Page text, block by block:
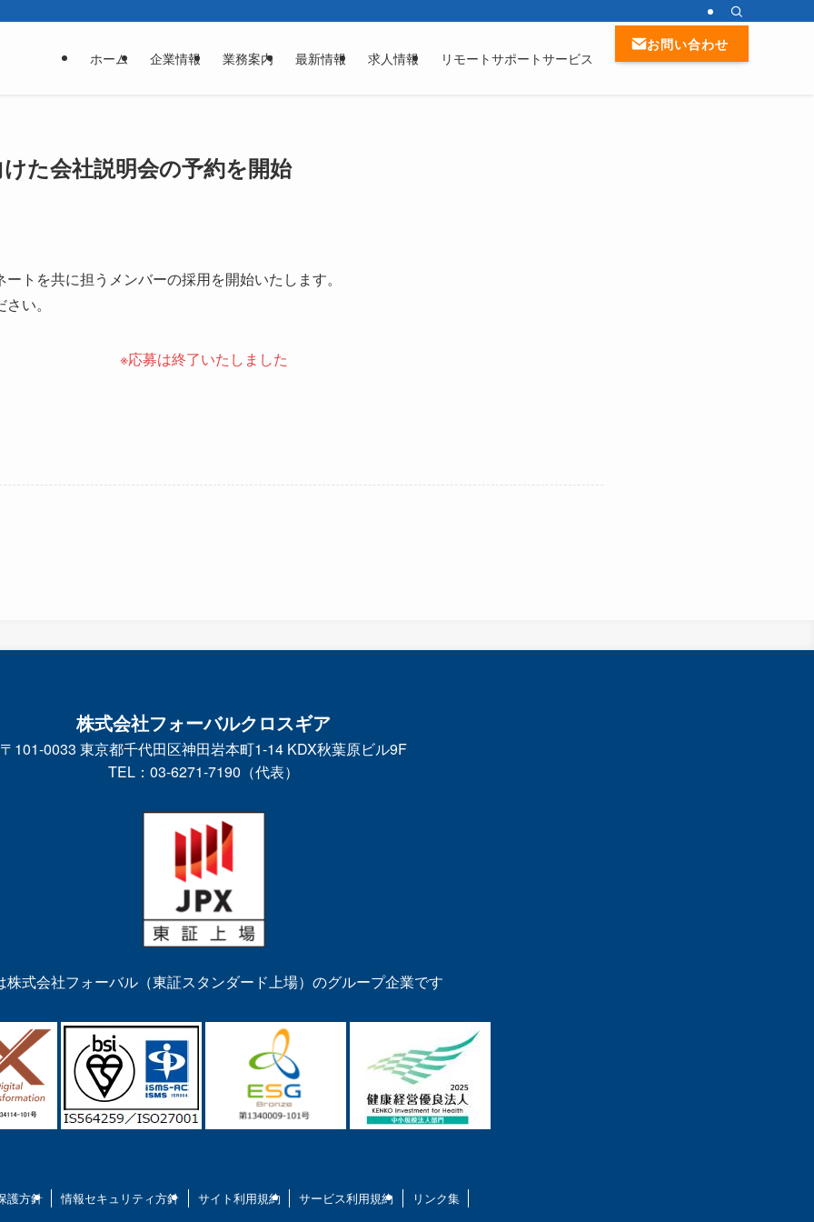
ホーム 企業情報 業務案内 最新情報 求人情報 リモートサポートサービス
お問い合わせ
た会社説明会の予約を開始
トを共に担うメンバーの採用を開始いたします。
い。
※応募は終了いたしました
株式会社フォーバルクロスギア
〒101-0033 東京都千代田区神田岩本町1-14 KDX秋葉原ビル9F
TEL：03-6271-7190（代表）
株式会社フォーバル（東証スタンダード上場）のグループ企業です
護方針 情報セキュリティ方針 サイト利用規約 サービス利用規約 リンク集